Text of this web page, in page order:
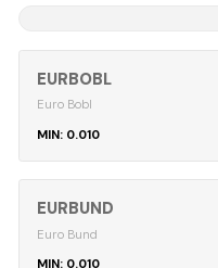
EURBOBL
Euro Bobl
0.010
EURBUND
Euro Bund
0.010